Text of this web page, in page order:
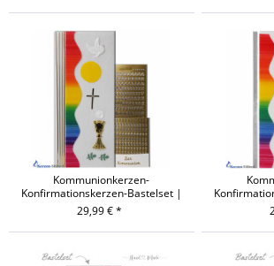
Kommunionkerzen-
Konfirmationskerzen-Bastelset |
Regenbogen-Gold
29,99 € *